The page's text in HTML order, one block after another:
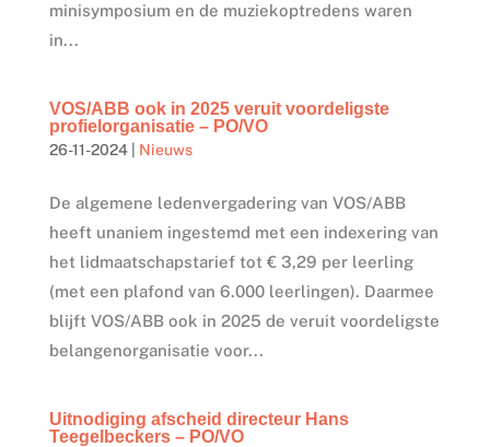
minisymposium en de muziekoptredens waren
in...
VOS/ABB ook in 2025 veruit voordeligste
profielorganisatie – PO/VO
26-11-2024| Nieuws
De algemene ledenvergadering van VOS/ABB
heeft unaniem ingestemd met een indexering van
het lidmaatschapstarief tot € 3,29 per leerling
(met een plafond van 6.000 leerlingen). Daarmee
blijft VOS/ABB ook in 2025 de veruit voordeligste
belangenorganisatie voor...
Uitnodiging afscheid directeur Hans
Teegelbeckers – PO/VO